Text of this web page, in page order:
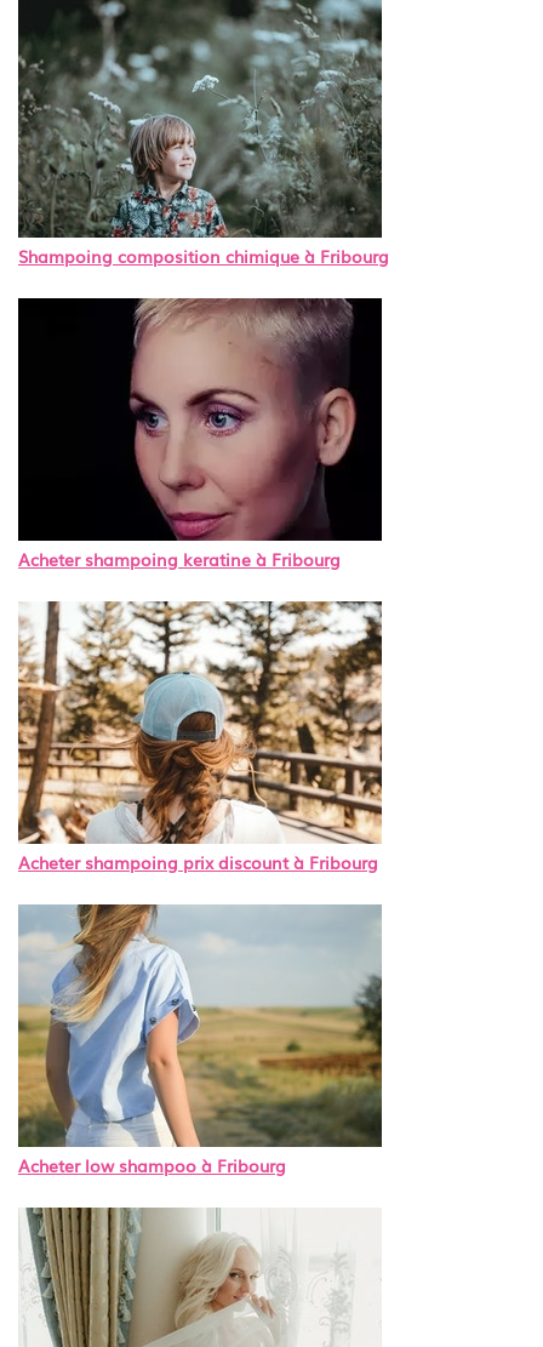
Shampoing composition chimique à Fribourg
Acheter shampoing keratine à Fribourg
Acheter shampoing prix discount à Fribourg
Acheter low shampoo à Fribourg